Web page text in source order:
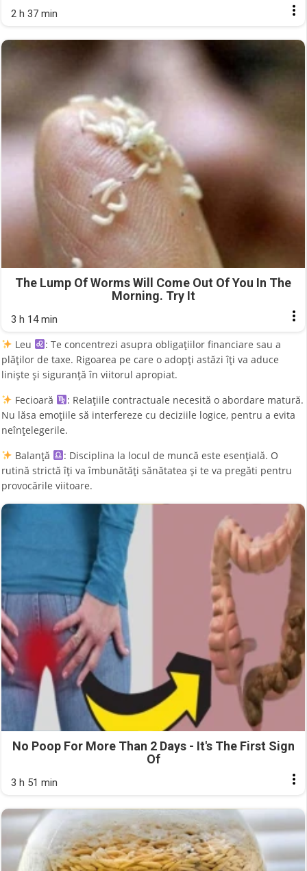
2 h 37 min
The Lump Of Worms Will Come Out Of You In The
Morning. Try It
3 h 14 min
Leu
: Te concentrezi asupra obligațiilor financiare sau a
plăților de taxe. Rigoarea pe care o adopți astăzi îți va aduce
liniște și siguranță în viitorul apropiat.
Fecioară
: Relațiile contractuale necesită o abordare matură.
Nu lăsa emoțiile să interfereze cu deciziile logice, pentru a evita
neînțelegerile.
Balanță
: Disciplina la locul de muncă este esențială. O
rutină strictă îți va îmbunătăți sănătatea și te va pregăti pentru
provocările viitoare.
No Poop For More Than 2 Days - It's The First Sign
Of
3 h 51 min